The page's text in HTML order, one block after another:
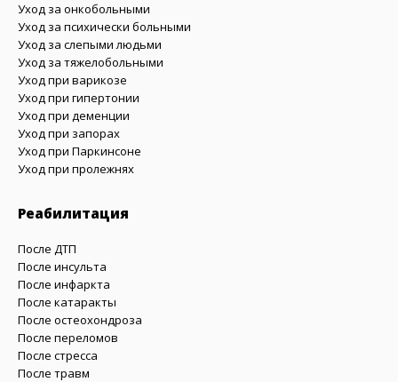
Уход за онкобольными
Уход за психически больными
Уход за слепыми людьми
Уход за тяжелобольными
Уход при варикозе
Уход при гипертонии
Уход при деменции
Уход при запорах
Уход при Паркинсоне
Уход при пролежнях
Реабилитация
После ДТП
После инсульта
После инфаркта
После катаракты
После остеохондроза
После переломов
После стресса
После травм